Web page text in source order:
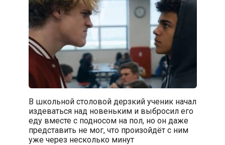
В школьной столовой дерзкий ученик начал
издеваться над новеньким и выбросил его
еду вместе с подносом на пол, но он даже
представить не мог, что произойдёт с ним
уже через несколько минут